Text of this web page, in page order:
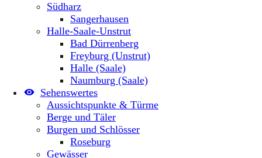
Südharz
Sangerhausen
Halle-Saale-Unstrut
Bad Dürrenberg
Freyburg (Unstrut)
Halle (Saale)
Naumburg (Saale)
Sehenswertes
Aussichtspunkte & Türme
Berge und Täler
Burgen und Schlösser
Roseburg
Gewässer